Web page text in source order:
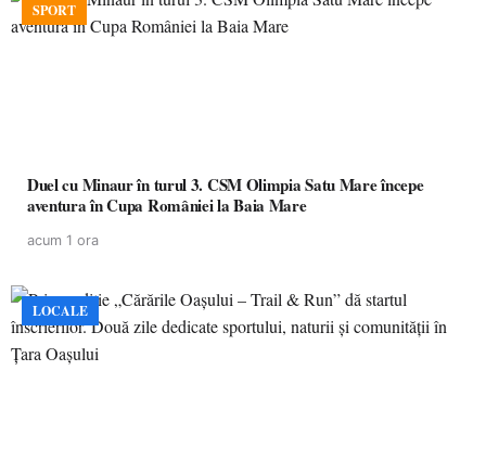
SPORT
Duel cu Minaur în turul 3. CSM Olimpia Satu Mare începe
aventura în Cupa României la Baia Mare
acum 1 ora
LOCALE